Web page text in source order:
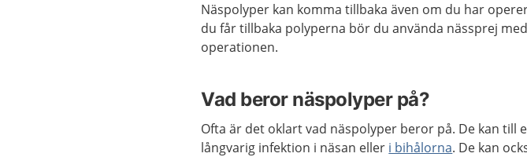
Näspolyper kan komma tillbaka även om du har
du får tillbaka polyperna bör du använda nässprej
operationen.
Vad beror näspolyper på?
Ofta är det oklart vad näspolyper beror på. De kan till
långvarig infektion i näsan eller i bihålorna. De kan